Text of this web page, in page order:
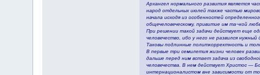
Архангел нормального развития является
народ отдельных июлей также частью
начала исходя из особенностей
общечеловеческому, привитие им та¬кой
При решении такой задачи действует еще
человечество, ибо у него не развился
Таковы подлинные политкорректность и
В первые три семилетия жизни человек
дальше перед ним встает задача из
человечества. В нем действует Христос —
интернационалистом вне зависимости от